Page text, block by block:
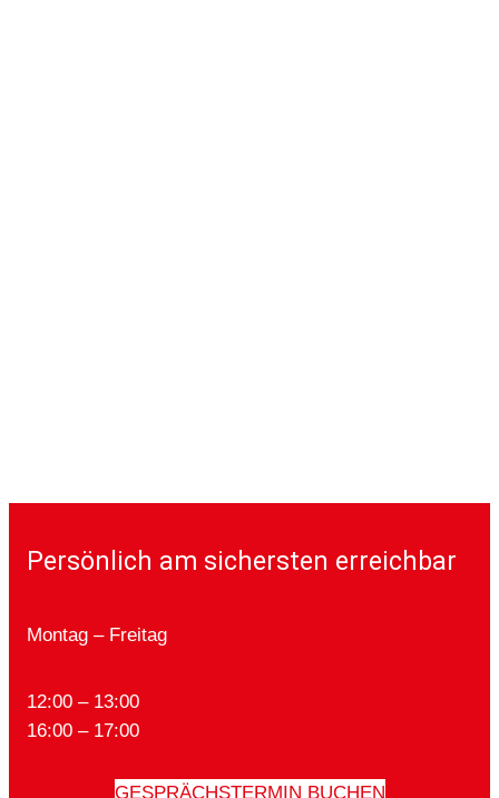
Persönlich am sichersten erreichbar
Montag – Freitag
12:00 – 13:00
16:00 – 17:00
GESPRÄCHSTERMIN BUCHEN